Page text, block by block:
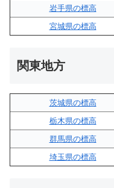
岩手県の標高
宮城県の標高
関東地方
茨城県の標高
栃木県の標高
群馬県の標高
埼玉県の標高